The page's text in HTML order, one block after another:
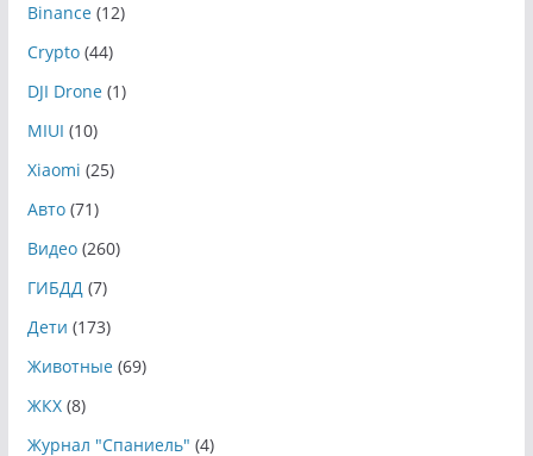
Binance(12)
Crypto(44)
DJI Drone(1)
MIUI (10)
Xiaomi (25)
Авто(71)
Видео(260)
ГИБДД(7)
Дети (173)
Животные(69)
ЖКХ(8)
Журнал "Спаниель" (4)